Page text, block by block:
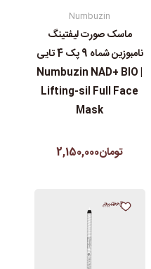
Numbuzin
ماسک صورت لیفتینگ
نامبوزین شماه 9 پک 4 تایی
| Numbuzin NAD+ BIO
Lifting-sil Full Face
Mask
تومان2,150,000